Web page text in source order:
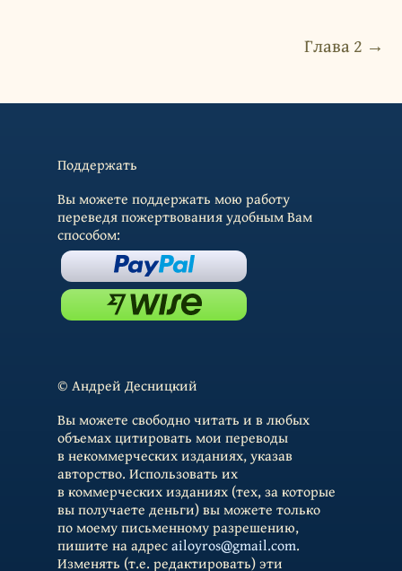
Глава 2 →
Поддержать
Вы можете поддержать мою работу
переведя пожертвования удобным Вам
способом:
© Андрей Десницкий
Вы можете свободно читать и в любых
объемах цитировать мои переводы
в некоммерческих изданиях, указав
авторство. Использовать их
в коммерческих изданиях (тех, за которые
вы получаете деньги) вы можете только
по моему письменному разрешению,
пишите на адресailoyros@gmail.com.
Изменять (т.е. редактировать) эти